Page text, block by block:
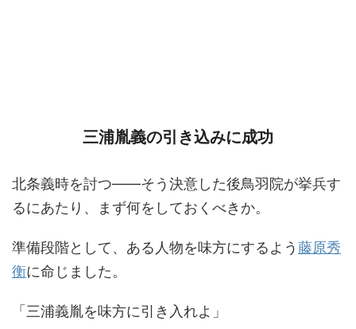
三浦胤義の引き込みに成功
北条義時を討つ――そう決意した後鳥羽院が挙兵す
るにあたり、まず何をしておくべきか。
準備段階として、ある人物を味方にするよう藤原秀
衡に命じました。
「三浦義胤を味方に引き入れよ」